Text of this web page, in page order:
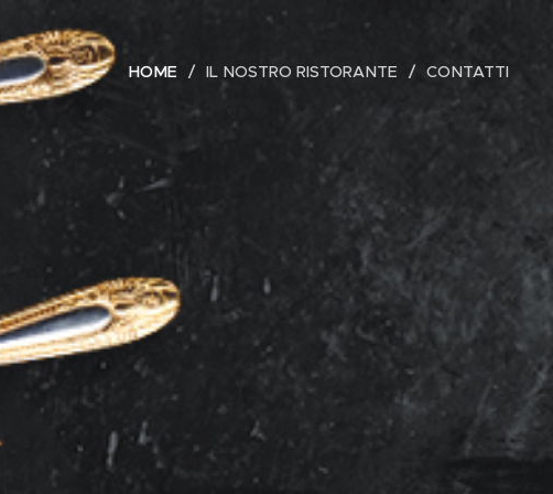
HOME IL NOSTRO RISTORANTE CONTATTI